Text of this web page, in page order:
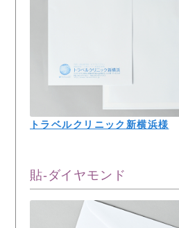
トラベルクリニック新横浜様
貼-ダイヤモンド